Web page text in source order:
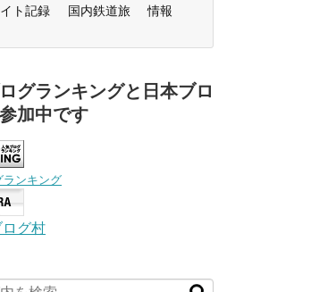
ト記録 国内鉄道旅
情報
グランキングと日本ブロ
加中です
ランキング
グ村